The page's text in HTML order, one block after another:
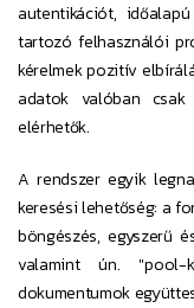
autentikációt,
tartozó felhasználói
kérelmek pozitív
adatok valóban
elérhetők.
A rendszer egyik
keresési lehetőség: a
böngészés, egyszerű
valamint ún. "pool-
dokumentumok